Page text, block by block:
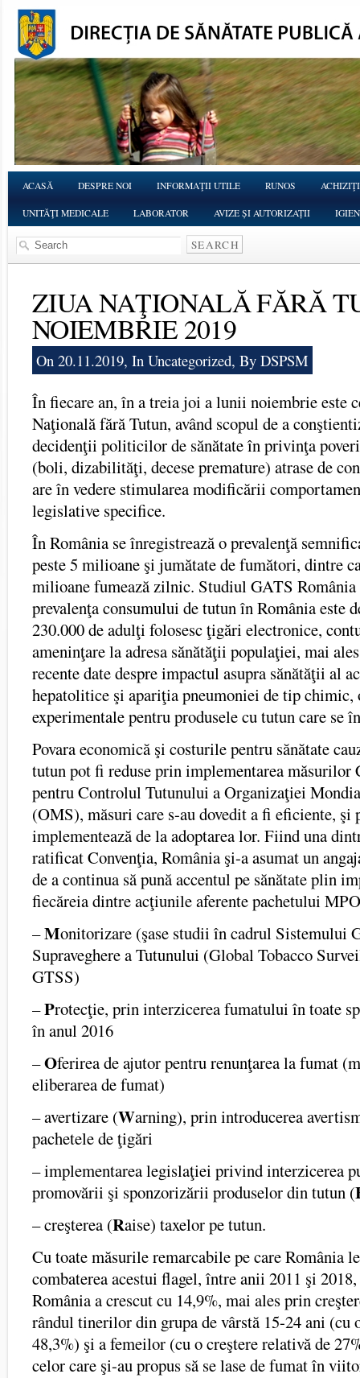
ACASĂ DESPRE NOI INFORMAŢII UTILE RUNOS
UNITĂŢI MEDICALE LABORATOR AVIZE ȘI AUTORIZAȚII
ZIUA NAŢIONALĂ FĂRĂ
NOIEMBRIE 2019
On 20.11.2019, In Uncategorized, By DSPSM
În fiecare an, în a treia joi a lunii noiembrie este
Naţională fără Tutun, având scopul de a
decidenţii politicilor de sănătate în privinţa
(boli, dizabilităţi, decese premature) atrase de
are în vedere stimularea modificării
legislative specifice.
În România se înregistrează o prevalenţă
peste 5 milioane şi jumătate de fumători, dintre
milioane fumează zilnic. Studiul GATS România
prevalenţa consumului de tutun în România este
230.000 de adulţi folosesc ţigări electronice,
ameninţare la adresa sănătăţii populaţiei, mai
recente date despre impactul asupra sănătăţii al
hepatolitice şi apariţia pneumoniei de tip chimic,
experimentale pentru produsele cu tutun care se
Povara economică şi costurile pentru sănătate
tutun pot fi reduse prin implementarea măsurilor
pentru Controlul Tutunului a Organizaţiei
(OMS), măsuri care s-au dovedit a fi eficiente, şi
implementează de la adoptarea lor. Fiind una
ratificat Convenţia, România şi-a asumat un
de a continua să pună accentul pe sănătate plin
fiecăreia dintre acţiunile aferente pachetului
–Monitorizare (şase studii în cadrul Sistemului
Supraveghere a Tutunului (Global Tobacco
GTSS)
–Protecţie, prin interzicerea fumatului în toate
în anul 2016
–Oferirea de ajutor pentru renunţarea la fumat
eliberarea de fumat)
– avertizare (Warning), prin introducerea
pachetele de ţigări
– implementarea legislaţiei privind interzicerea
promovării şi sponzorizării produselor din tutun (
– creşterea (Raise) taxelor pe tutun.
Cu toate măsurile remarcabile pe care România
combaterea acestui flagel, între anii 2011 şi
România a crescut cu 14,9%, mai ales prin
rândul tinerilor din grupa de vârstă 15-24 ani (cu
48,3%) şi a femeilor (cu o creştere relativă de
celor care şi-au propus să se lase de fumat în